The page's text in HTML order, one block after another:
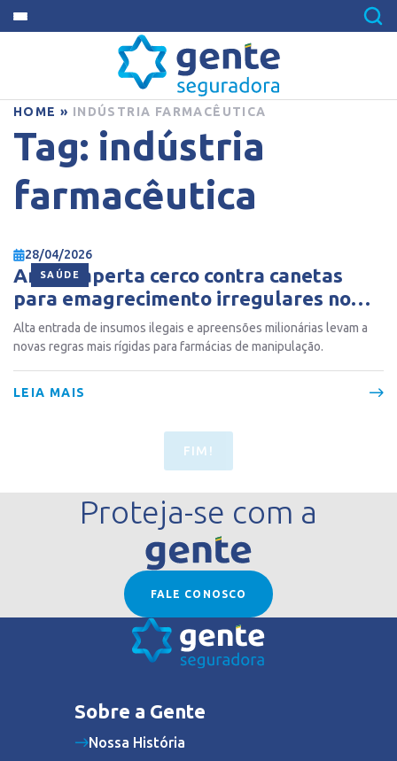
HOME » INDÚSTRIA FARMACÊUTICA
Tag: indústria
farmacêutica
SAÚDE
28/04/2026
Anvisa aperta cerco contra canetas
para emagrecimento irregulares no
Brasil
Alta entrada de insumos ilegais e apreensões milionárias levam a
novas regras mais rígidas para farmácias de manipulação.
LEIA MAIS
FIM!
Proteja-se com a
FALE CONOSCO
Sobre a Gente
Nossa História